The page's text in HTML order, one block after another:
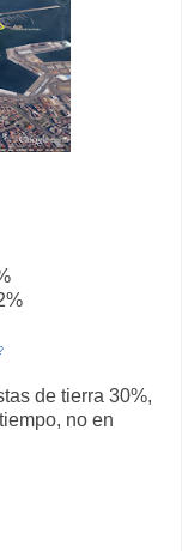
de tierra 30%,
no en